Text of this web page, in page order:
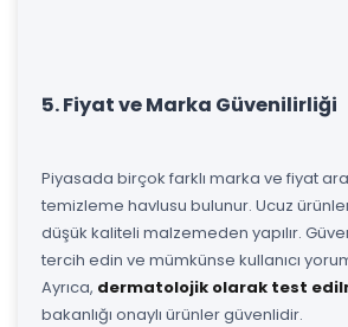
5. Fiyat ve Marka Güvenilirliği
Piyasada birçok farklı marka ve fiyat
temizleme havlusu bulunur. Ucuz
düşük kaliteli malzemeden yapılır.
tercih edin ve mümkünse kullanıcı
Ayrıca, dermatolojik olarak test
bakanlığı onaylı ürünler güvenlidir.